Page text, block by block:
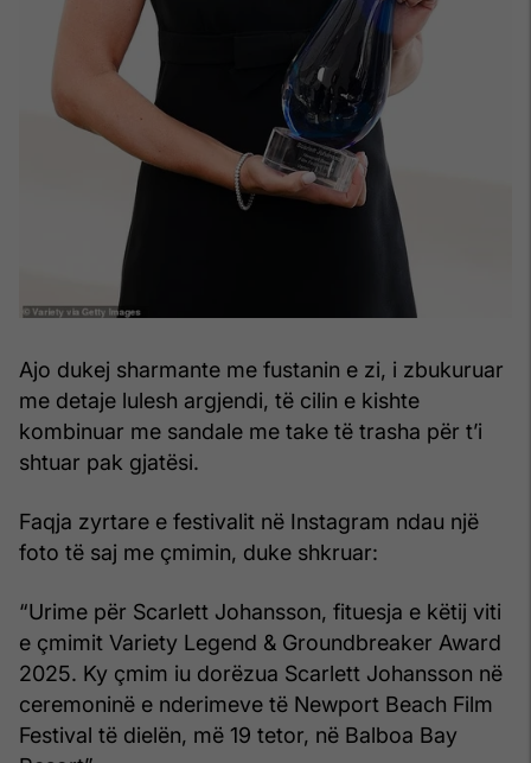
Ajo dukej sharmante me fustanin e zi, i zbukuruar
me detaje lulesh argjendi, të cilin e kishte
kombinuar me sandale me take të trasha për t’i
shtuar pak gjatësi.
Faqja zyrtare e festivalit në Instagram ndau një
foto të saj me çmimin, duke shkruar:
“Urime për Scarlett Johansson, fituesja e këtij viti
e çmimit Variety Legend & Groundbreaker Award
2025. Ky çmim iu dorëzua Scarlett Johansson në
ceremoninë e nderimeve të Newport Beach Film
Festival të dielën, më 19 tetor, në Balboa Bay